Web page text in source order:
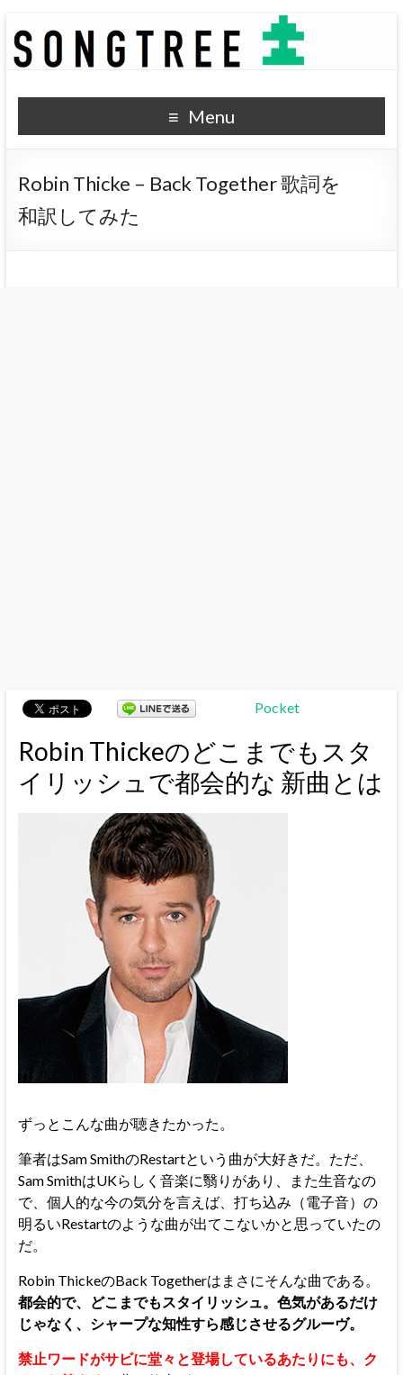
SONGTREE
洋楽歌詞の和訳なら
Menu
Robin Thicke – Back Together 歌詞を
和訳してみた
Pocket
Robin Thickeのどこまでもスタ
イリッシュで都会的な 新曲とは
ずっとこんな曲が聴きたかった。
筆者はSam SmithのRestartという曲が大好きだ。ただ、
Sam SmithはUKらしく音楽に翳りがあり、また生音なの
で、個人的な今の気分を言えば、打ち込み（電子音）の
明るいRestartのような曲が出てこないかと思っていたの
だ。
Robin ThickeのBack Togetherはまさにそんな曲である。
都会的で、どこまでもスタイリッシュ。色気があるだけ
じゃなく、シャープな知性すら感じさせるグルーヴ。
禁止ワードがサビに堂々と登場しているあたりにも、ク